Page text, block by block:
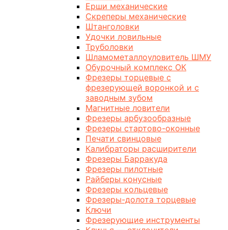
Ерши механические
Скреперы механические
Штанголовки
Удочки ловильные
Труболовки
Шламометаллоуловитель ШМУ
Обурочный комплекс ОК
Фрезеры торцевые с
фрезерующей воронкой и с
заводным зубом
Магнитные ловители
Фрезеры арбузообразные
Фрезеры стартово-оконные
Печати свинцовые
Калибраторы расширители
Фрезеры Барракуда
Фрезеры пилотные
Райберы конусные
Фрезеры кольцевые
Фрезеры-долота торцевые
Ключи
Фрезерующие инструменты